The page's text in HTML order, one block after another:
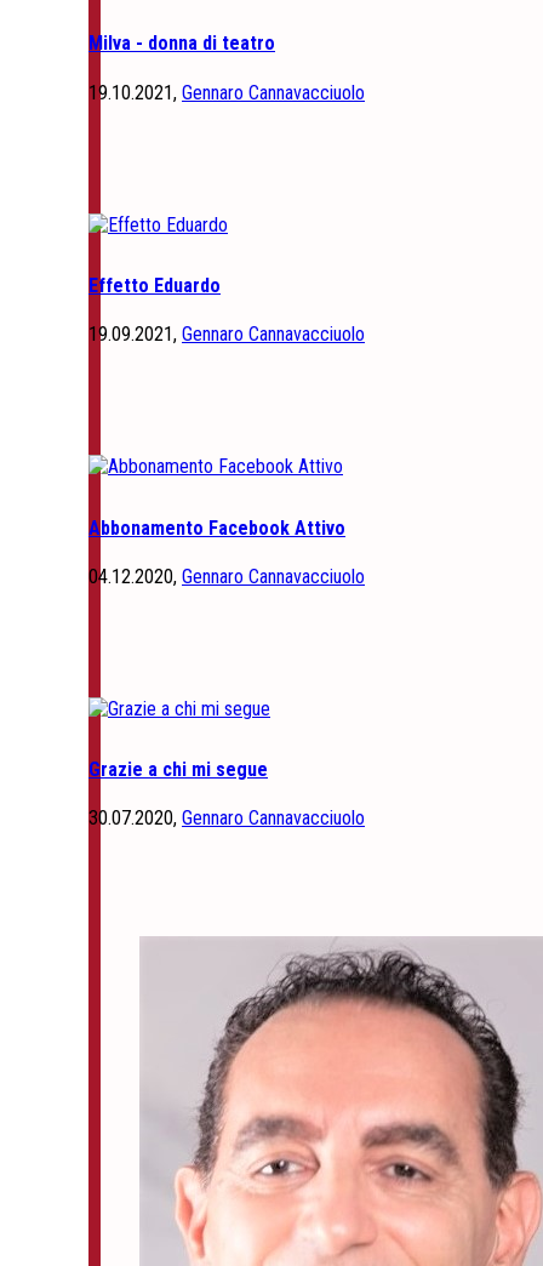
Milva - donna di teatro
19.10.2021, Gennaro Cannavacciuolo
Effetto Eduardo
19.09.2021, Gennaro Cannavacciuolo
Abbonamento Facebook Attivo
04.12.2020, Gennaro Cannavacciuolo
Grazie a chi mi segue
30.07.2020, Gennaro Cannavacciuolo